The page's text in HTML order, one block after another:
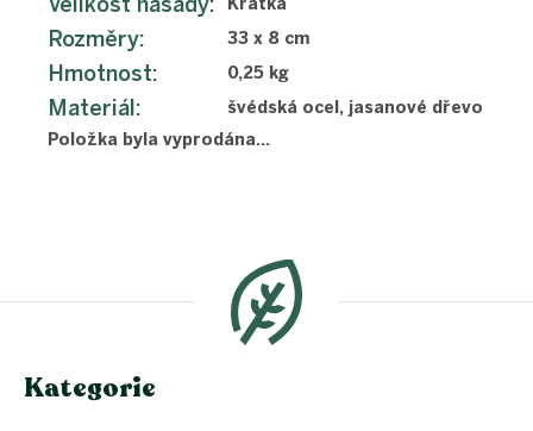
Velikost násady: Krátká
Rozměry: 33 x 8 cm
Hmotnost: 0,25 kg
Materiál:
švédská ocel, jasanové dřevo
Položka byla vyprodána…
a
Kategorie